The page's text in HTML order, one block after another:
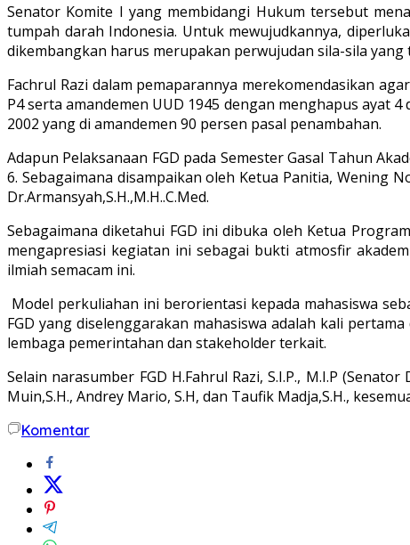
Senator Komite I yang membidangi Hukum tersebut
tumpah darah Indonesia. Untuk mewujudkannya,
dikembangkan harus merupakan perwujudan sila-sila yang
Fachrul Razi dalam pemaparannya merekomendasikan
P4 serta amandemen UUD 1945 dengan menghapus ayat
2002 yang di amandemen 90 persen pasal penambahan.
Adapun Pelaksanaan FGD pada Semester Gasal Tahun
6. Sebagaimana disampaikan oleh Ketua Panitia, Wening
Dr.Armansyah,S.H.,M.H..C.Med.
Sebagaimana diketahui FGD ini dibuka oleh Ketua
mengapresiasi kegiatan ini sebagai bukti atmosfir
ilmiah semacam ini.
Model perkuliahan ini berorientasi kepada mahasiswa
FGD yang diselenggarakan mahasiswa adalah kali
lembaga pemerintahan dan stakeholder terkait.
Selain narasumber FGD H.Fahrul Razi, S.I.P., M.I.P
Muin,S.H., Andrey Mario, S.H, dan Taufik Madja,S.H.,
Komentar